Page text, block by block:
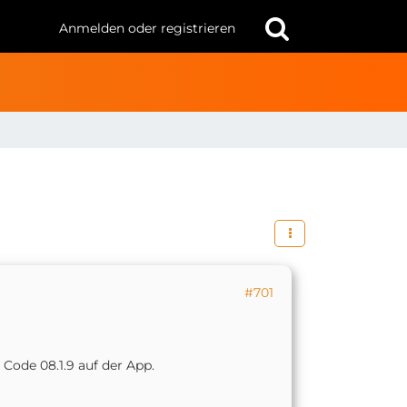
Anmelden oder registrieren
#701
08.1.9 auf der App.